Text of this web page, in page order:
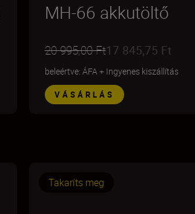
MH-66 akkutöltő
20 995,00 Ft17 845,75 Ft
beleértve: ÁFA+ Ingyenes kiszállítás
VÁSÁRLÁS
Takaríts meg